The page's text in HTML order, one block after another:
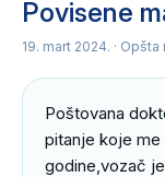
Povisene
19. mart 2024. ·
Poštovana
pitanje koje me
godine,vozač